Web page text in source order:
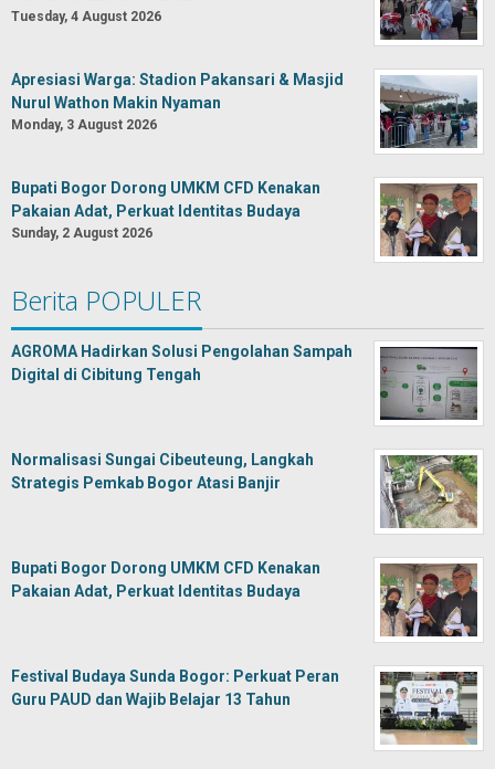
Tuesday, 4 August 2026
Apresiasi Warga: Stadion Pakansari & Masjid
Nurul Wathon Makin Nyaman
Monday, 3 August 2026
Bupati Bogor Dorong UMKM CFD Kenakan
Pakaian Adat, Perkuat Identitas Budaya
Sunday, 2 August 2026
Berita POPULER
AGROMA Hadirkan Solusi Pengolahan Sampah
Digital di Cibitung Tengah
Normalisasi Sungai Cibeuteung, Langkah
Strategis Pemkab Bogor Atasi Banjir
Bupati Bogor Dorong UMKM CFD Kenakan
Pakaian Adat, Perkuat Identitas Budaya
Festival Budaya Sunda Bogor: Perkuat Peran
Guru PAUD dan Wajib Belajar 13 Tahun